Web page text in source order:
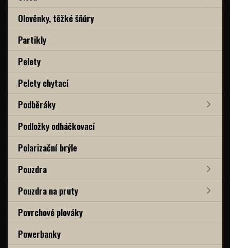
Olověnky, těžké šňůry
Partikly
Pelety
Pelety chytací
Podběráky
Podložky odháčkovací
Polarizační brýle
Pouzdra
Pouzdra na pruty
Povrchové plováky
Powerbanky